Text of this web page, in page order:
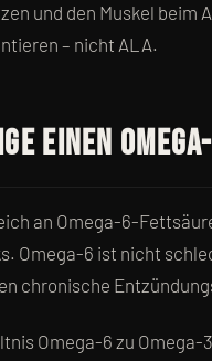
und den Muskel
– nicht ALA.
einen
an Omega-6-
Omega-6 ist nicht
chronische
Omega-6 zu Omega-